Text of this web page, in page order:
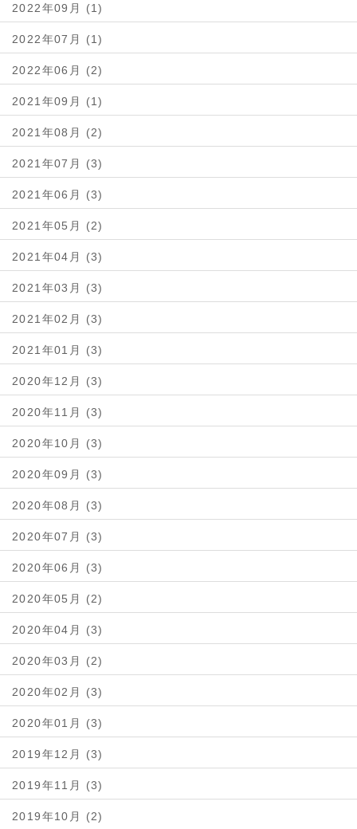
2022年09月 (1)
2022年07月 (1)
2022年06月 (2)
2021年09月 (1)
2021年08月 (2)
2021年07月 (3)
2021年06月 (3)
2021年05月 (2)
2021年04月 (3)
2021年03月 (3)
2021年02月 (3)
2021年01月 (3)
2020年12月 (3)
2020年11月 (3)
2020年10月 (3)
2020年09月 (3)
2020年08月 (3)
2020年07月 (3)
2020年06月 (3)
2020年05月 (2)
2020年04月 (3)
2020年03月 (2)
2020年02月 (3)
2020年01月 (3)
2019年12月 (3)
2019年11月 (3)
2019年10月 (2)